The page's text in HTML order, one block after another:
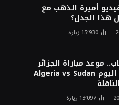
فيديو أميرة الذهب مع
هذا الجدل؟
15٬930 زيارة
موعد مباراة الجزائر
والسودان اليوم Algeria vs Sudan
13٬097 زيارة